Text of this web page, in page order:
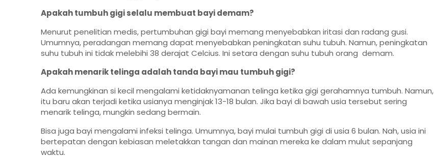
Apakah tumbuh gigi selalu membuat bayi demam?
Menurut penelitian medis, pertumbuhan gigi bayi memang menyebabkan iritasi dan radang gusi.
Umumnya, peradangan memang dapat menyebabkan peningkatan suhu tubuh. Namun, peningkatan
suhu tubuh ini tidak melebihi 38 derajat Celcius. Ini setara dengan suhu tubuh orang demam.
Apakah menarik telinga adalah tanda bayi mau tumbuh gigi?
Ada kemungkinan si kecil mengalami ketidaknyamanan telinga ketika gigi gerahamnya tumbuh. Namun,
itu baru akan terjadi ketika usianya menginjak 13-18 bulan. Jika bayi di bawah usia tersebut sering
menarik telinga, mungkin sedang bermain.
Bisa juga bayi mengalami infeksi telinga. Umumnya, bayi mulai tumbuh gigi di usia 6 bulan. Nah, usia ini
bertepatan dengan kebiasan meletakkan tangan dan mainan mereka ke dalam mulut sepanjang
waktu.